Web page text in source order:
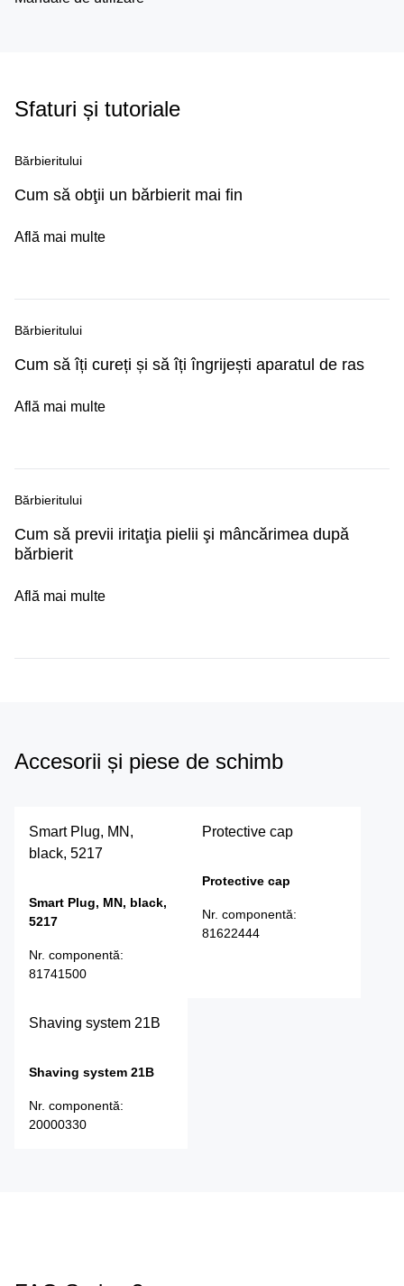
Sfaturi și tutoriale
Bărbieritului
Cum să obţii un bărbierit mai fin
Află mai multe
Bărbieritului
Cum să îți cureți și să îți îngrijești aparatul de ras
Află mai multe
Bărbieritului
Cum să previi iritaţia pielii şi mâncărimea după
bărbierit
Află mai multe
Accesorii și piese de schimb
Smart Plug, MN,
black, 5217
Smart Plug, MN, black,
5217
Nr. componentă:
81741500
Protective cap
Protective cap
Nr. componentă:
81622444
Shaving system 21B
Shaving system 21B
Nr. componentă:
20000330